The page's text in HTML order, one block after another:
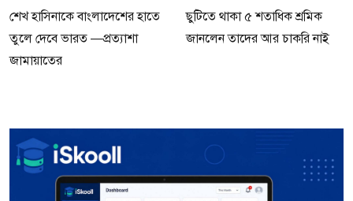
শেখ হাসিনাকে বাংলাদেশের হাতে
তুলে দেবে ভারত —প্রত্যাশা
জামায়াতের
ছুটিতে থাকা ৫ শতাধিক শ্রমিক
জানলেন তাদের আর চাকরি নাই